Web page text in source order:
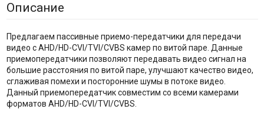
Описание
Предлагаем пассивные приемо-передатчики для передачи
видео с AHD/HD-CVI/TVI/CVBS камер по витой паре. Данные
приемопередатчики позволяют передавать видео сигнал на
большие расстояния по витой паре, улучшают качество видео,
сглаживая помехи и посторонние шумы в потоке видео.
Данный приемопередатчик совместим со всеми камерами
форматов AHD/HD-CVI/TVI/CVBS.